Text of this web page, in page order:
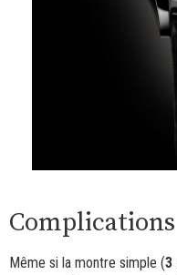
Même si la montre simple (3